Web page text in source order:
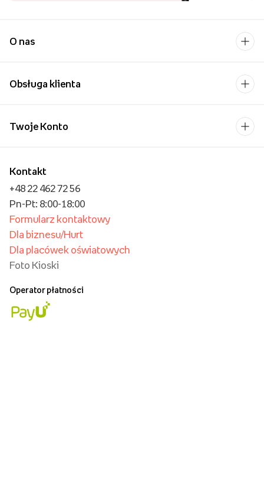
O nas
Obsługa klienta
Kontakt
+48 22 462 72 56
Pn-Pt: 8:00-18:00
Formularz kontaktowy
Dla biznesu/Hurt
Dla placówek oświatowych
Foto Kioski
Operator płatności
Twoje Konto